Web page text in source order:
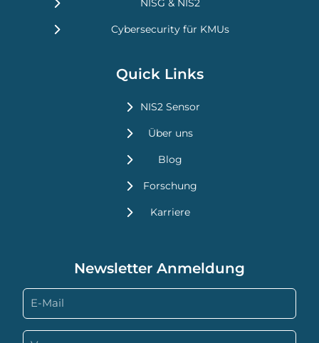
NISG & NIS2
Cybersecurity für KMUs
Quick Links
NIS2 Sensor
Über uns
Blog
Forschung
Karriere
Newsletter Anmeldung